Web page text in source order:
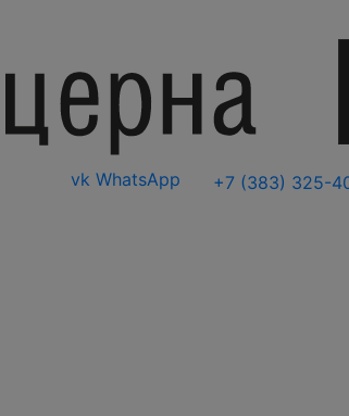
vk WhatsApp +7 (383) 325-